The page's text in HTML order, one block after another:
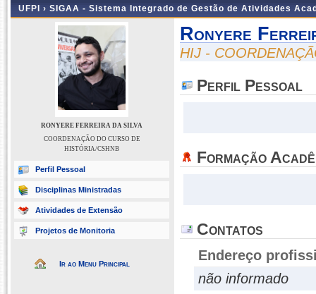
UFPI › SIGAA - Sistema Integrado de Gestão de Atividades
RONYERE FERREIRA DA SILVA
COORDENAÇÃO DO CURSO DE
HISTÓRIA/CSHNB
Perfil Pessoal
Disciplinas Ministradas
Atividades de Extensão
Projetos de Monitoria
Ir ao Menu Principal
Ronyere
HIJ -
Perfil Pessoal
Formação
Contatos
Endereço
não informado